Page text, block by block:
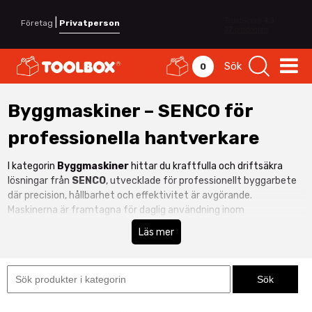
Företag Privatperson
0 Sök
Byggmaskiner – SENCO för
professionella hantverkare
I kategorin Byggmaskiner hittar du kraftfulla och driftsäkra
lösningar från SENCO, utvecklade för professionellt byggarbete
där precision, hållbarhet och effektivitet är avgörande.
Maskinerna är framtagna för daglig användning inom
stomresning, montage, snickeri och entreprenad.
SENCO är känt för robust konstruktion, hög prestanda och pålitlig
träkonstruktioner, montage eller byggproduktion får du maskiner
som levererar jämn kraft och lång livslängd. Se även hela vårt
Läs mer